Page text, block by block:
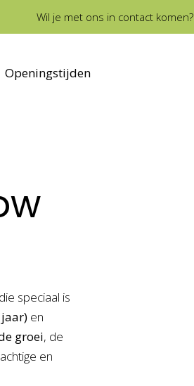
Wil je met ons in contact komen?
Openingstijden
die speciaal is
en
groei, de
en